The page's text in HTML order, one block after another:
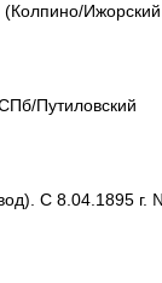
Ижорский
Путиловский
С 8.04.1895 г.